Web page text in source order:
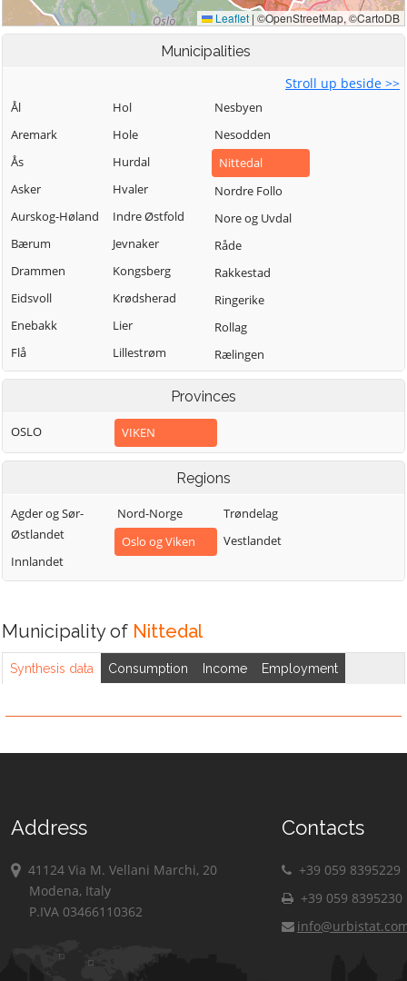
Municipalities
Stroll up beside >>
Ål
Aremark
Ås
Asker
Aurskog-Høland
Bærum
Drammen
Eidsvoll
Enebakk
Flå
Flesberg
Frogn
Gjerdrum
Halden
Hemsedal
Hol
Hole
Hurdal
Hvaler
Indre Østfold
Jevnaker
Kongsberg
Krødsherad
Lier
Lillestrøm
Lunner
Marker
Modum
Nannestad
Nes
Nesbyen
Nesodden
Nittedal
Nordre Follo
Nore og Uvdal
Råde
Rakkestad
Ringerike
Rollag
Rælingen
Sarpsborg
Ullensaker
Vestby
Øvre Eiker
Provinces
OSLO VIKEN
Regions
Agder og Sør-
Østlandet
Innlandet
Nord-Norge
Oslo og Viken
Trøndelag
Vestlandet
Municipality of Nittedal
Synthesis data Consumption Income Employment
Address
41124 Via M. Vellani Marchi, 20
Modena, Italy
P.IVA 03466110362
Contacts
+39 059 8395229
+39 059 8395230